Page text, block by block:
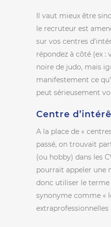
Il vaut mieux être
le recruteur est
sur vos centres
répondez à côté (ex :
noire de judo, mais
manifestement ce
peut sérieusement
Centre
A la place de «
passé, on trouvait
(ou hobby) dans les
pourrait appeler une
donc utiliser le terme
synonyme comme «
extraprofessionnelles